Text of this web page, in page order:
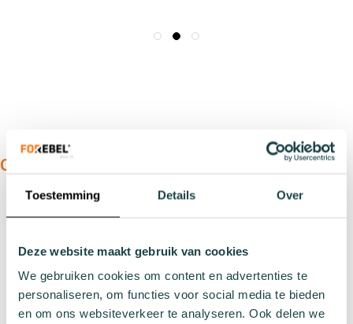
Toestemming Details Over
Deze website maakt gebruik van cookies
We gebruiken cookies om content en advertenties te
personaliseren, om functies voor social media te bieden
en om ons websiteverkeer te analyseren. Ook delen we
ONS ASSORTIMENT:
Soorten
Wintersokken
Zakelijke sokken